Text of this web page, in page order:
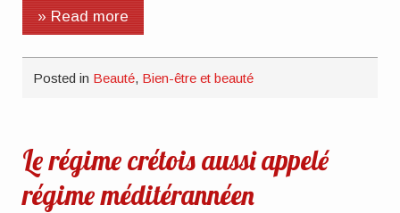
» Read more
Posted in Beauté, Bien-être et beauté
Le régime crétois aussi appelé
régime méditérannéen